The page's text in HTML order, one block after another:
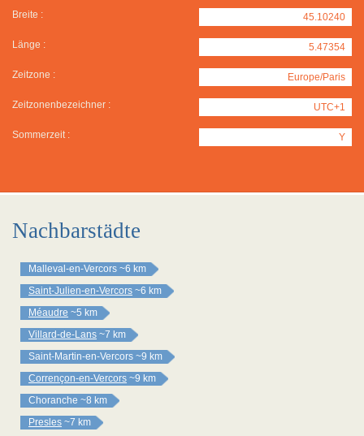
Breite : 45.10240
Länge : 5.47354
Zeitzone : Europe/Paris
Zeitzonenbezeichner : UTC+1
Sommerzeit : Y
Nachbarstädte
Malleval-en-Vercors ~6 km
Saint-Julien-en-Vercors ~6 km
Méaudre ~5 km
Villard-de-Lans ~7 km
Saint-Martin-en-Vercors ~9 km
Corrençon-en-Vercors ~9 km
Choranche ~8 km
Presles ~7 km